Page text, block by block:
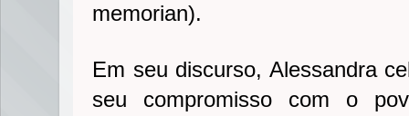
memorian).
Em seu discurso, Alessandra
seu compromisso com o